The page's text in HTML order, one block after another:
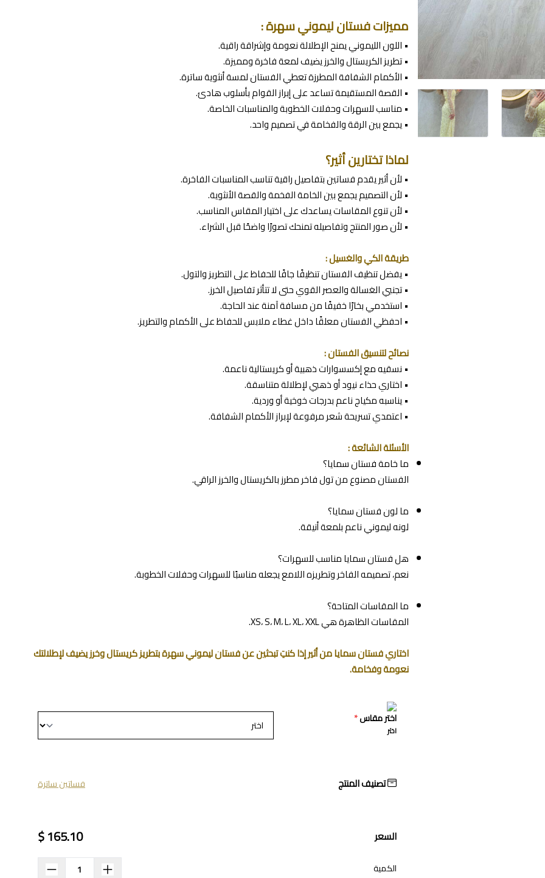
مميزات فستان ليموني سهرة :
• اللون الليموني يمنح الإطلالة نعومة وإشراقة راقية.
• تطريز الكريستال والخرز يضيف لمعة فاخرة ومميزة.
• الأكمام الشفافة المطرزة تعطي الفستان لمسة أنثوية ساترة.
• القصة المستقيمة تساعد على إبراز القوام بأسلوب هادئ.
• مناسب للسهرات وحفلات الخطوبة والمناسبات الخاصة.
• يجمع بين الرقة والفخامة في تصميم واحد.
لماذا تختارين أثير؟
• لأن أثير يقدم فساتين بتفاصيل راقية تناسب المناسبات الفاخرة.
• لأن التصميم يجمع بين الخامة الفخمة والقصة الأنثوية.
• لأن تنوع المقاسات يساعدك على اختيار المقاس المناسب.
• لأن صور المنتج وتفاصيله تمنحك تصورًا واضحًا قبل الشراء.
طريقة الكي والغسيل :
• يفضل تنظيف الفستان تنظيفًا جافًا للحفاظ على التطريز والتول.
• تجنبي الغسالة والعصر القوي حتى لا تتأثر تفاصيل الخرز.
• استخدمي بخارًا خفيفًا من مسافة آمنة عند الحاجة.
• احفظي الفستان معلقًا داخل غطاء ملابس للحفاظ على الأكمام والتطريز.
نصائح لتنسيق الفستان :
• نسقيه مع إكسسوارات ذهبية أو كريستالية ناعمة.
• اختاري حذاء نيود أو ذهبي لإطلالة متناسقة.
• يناسبه مكياج ناعم بدرجات خوخية أو وردية.
• اعتمدي تسريحة شعر مرفوعة لإبراز الأكمام الشفافة.
الأسئلة الشائعة :
ما خامة فستان سمايا؟
الفستان مصنوع من تول فاخر مطرز بالكريستال والخرز الراقي.
ما لون فستان سمايا؟
لونه ليموني ناعم بلمعة أنيقة.
هل فستان سمايا مناسب للسهرات؟
نعم، تصميمه الفاخر وتطريزه اللامع يجعله مناسبًا للسهرات وحفلات الخطوبة.
ما المقاسات المتاحة؟
المقاسات الظاهرة هي XS، S، M، L، XL، XXL.
اختاري فستان سمايا من أثير إذا كنتِ تبحثين عن فستان ليموني سهرة بتطريز كريستال وخرز يضيف لإطلالتك
نعومة وفخامة.
اختر مقاس*
اختر
تصنيف المنتج فساتين ساترة
السعر 165.10 $
الكمية